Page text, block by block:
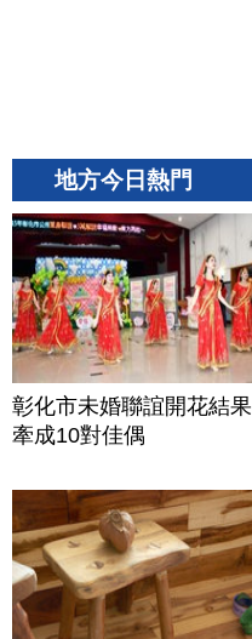
地方今日熱門
彰化市未婚聯誼開花結果
牽成10對佳偶